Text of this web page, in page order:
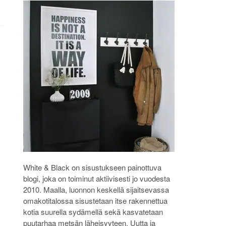
White & Black on sisustukseen painottuva
blogi, joka on toiminut aktiivisesti jo vuodesta
2010. Maalla, luonnon keskellä sijaitsevassa
omakotitalossa sisustetaan itse rakennettua
kotia suurella sydämellä sekä kasvatetaan
puutarhaa metsän läheisyyteen. Uutta ja